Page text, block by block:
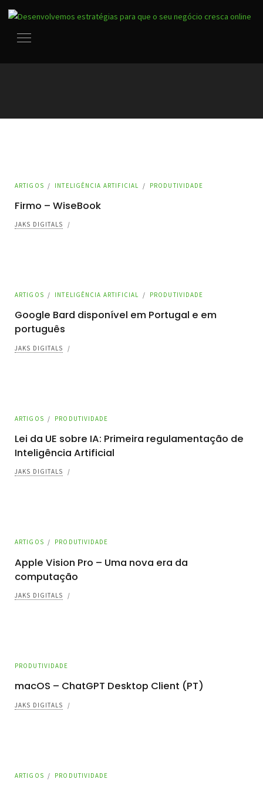
ARTIGOS / INTELIGÊNCIA ARTIFICIAL / PRODUTIVIDADE
Firmo – WiseBook
JAKS DIGITALS /
ARTIGOS / INTELIGÊNCIA ARTIFICIAL / PRODUTIVIDADE
Google Bard disponível em Portugal e em
português
JAKS DIGITALS /
ARTIGOS / PRODUTIVIDADE
Lei da UE sobre IA: Primeira regulamentação de
Inteligência Artificial
JAKS DIGITALS /
ARTIGOS / PRODUTIVIDADE
Apple Vision Pro – Uma nova era da
computação
JAKS DIGITALS /
PRODUTIVIDADE
macOS – ChatGPT Desktop Client (PT)
JAKS DIGITALS /
ARTIGOS / PRODUTIVIDADE